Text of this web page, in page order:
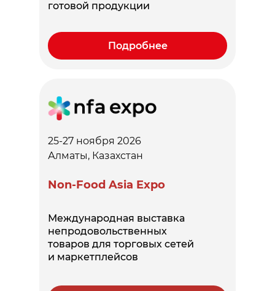
готовой продукции
Подробнее
Международная выставка
непродовольственных
товаров для торговых сетей
и маркетплейсов
Non-Food Asia Expo
25-27 ноября 2026
Алматы, Казахстан